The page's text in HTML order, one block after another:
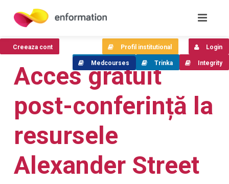
Acces gratuit
post-conferință la
resursele
Alexander Street
Creeaza cont Login
Profil institutional
Integrity
Trinka
Medcourses